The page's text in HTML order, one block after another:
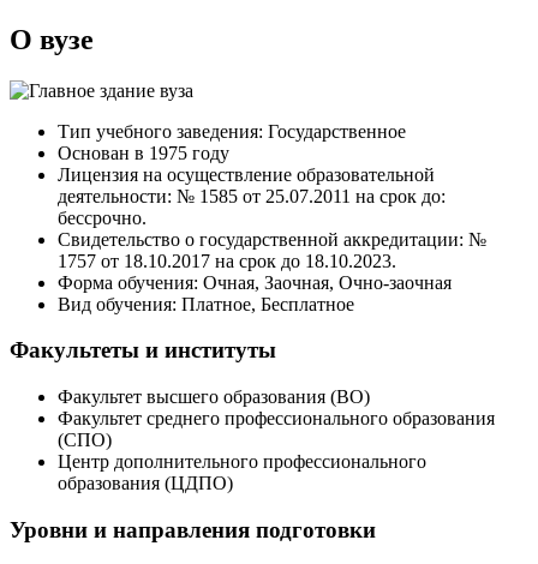
О вузе
Тип учебного заведения: Государственное
Основан в 1975 году
Лицензия на осуществление образовательной
деятельности: № 1585 от 25.07.2011 на срок до:
бессрочно.
Свидетельство о государственной аккредитации: №
1757 от 18.10.2017 на срок до 18.10.2023.
Форма обучения: Очная, Заочная, Очно-заочная
Вид обучения: Платное, Бесплатное
Факультеты и институты
Факультет высшего образования (ВО)
Факультет среднего профессионального образования
(СПО)
Центр дополнительного профессионального
образования (ЦДПО)
Уровни и направления подготовки